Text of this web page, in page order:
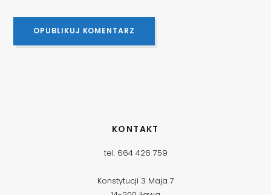
KONTAKT
tel. 664 426 759
Konstytucji 3 Maja 7